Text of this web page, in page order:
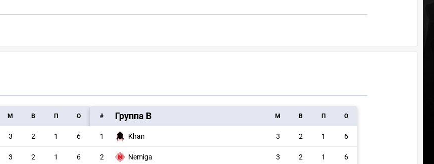
M В П О
3 2 1 6
3 2 1 6
# Группа B M В П О
1 Khan 3 2 1 6
2 Nemiga 3 2 1 6